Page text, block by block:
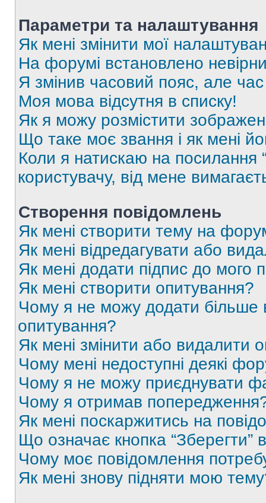
Параметри та налаштування
Як мені змінити мої
На форумі встановлено
Я змінив часовий пояс, але
Моя мова відсутня в списку!
Як я можу розмістити
Що таке моє звання і як мені
Коли я натискаю на посилання
користувачу, від мене
Створення повідомлень
Як мені створити тему на
Як мені відредагувати або
Як мені додати підпис до мого
Як мені створити опитування?
Чому я не можу додати більше
опитування?
Як мені змінити або видалити
Чому мені недоступні деякі
Чому я не можу приєднувати
Чому я отримав
Як мені поскаржитись на
Що означає кнопка
Чому моє повідомлення
Як мені знову підняти мою